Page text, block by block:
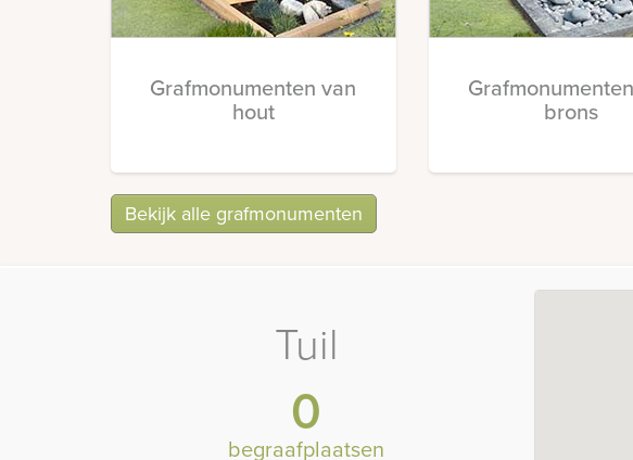
Grafmonumenten van
hout brons
Bekijk alle grafmonumenten
Tuil
0
begraafplaatsen